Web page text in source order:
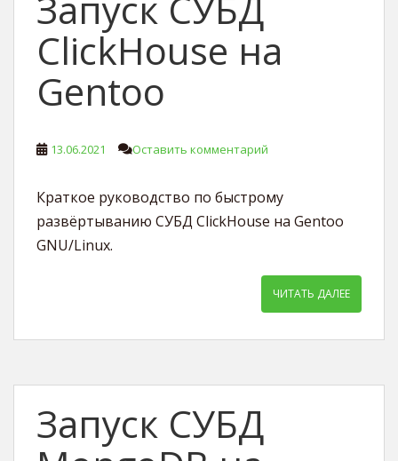
ClickHouse на
Gentoo
13.06.2021 Оставить комментарий
Краткое руководство по быстрому
развёртыванию СУБД ClickHouse на Gentoo
GNU/Linux.
ЧИТАТЬ ДАЛЕЕ
Запуск СУБД